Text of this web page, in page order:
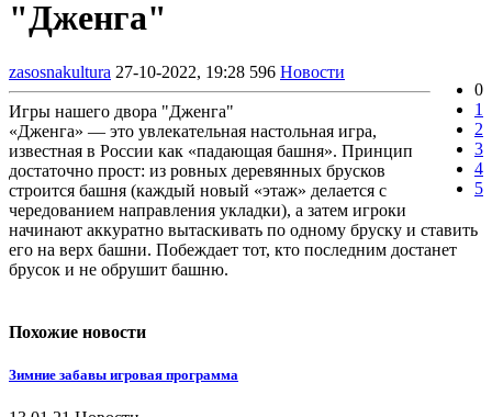
"Дженга"
zasosnakultura 27-10-2022, 19:28 596 Новости
0
1
2
3
4
5
Игры нашего двора "Дженга"
«Дженга» — это увлекательная настольная игра,
известная в России как «падающая башня». Принцип
достаточно прост: из ровных деревянных брусков
строится башня (каждый новый «этаж» делается с
чередованием направления укладки), а затем игроки
начинают аккуратно вытаскивать по одному бруску и ставить
его на верх башни. Побеждает тот, кто последним достанет
брусок и не обрушит башню.
Похожие новости
Зимние забавы игровая программа